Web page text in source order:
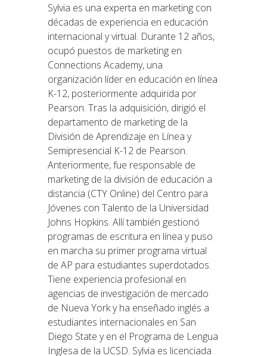
Sylvia es una experta en marketing con
décadas de experiencia en educación
internacional y virtual. Durante 12 años,
ocupó puestos de marketing en
Connections Academy, una
organización líder en educación en línea
K-12, posteriormente adquirida por
Pearson. Tras la adquisición, dirigió el
departamento de marketing de la
División de Aprendizaje en Línea y
Semipresencial K-12 de Pearson.
Anteriormente, fue responsable de
marketing de la división de educación a
distancia (CTY Online) del Centro para
Jóvenes con Talento de la Universidad
Johns Hopkins. Allí también gestionó
programas de escritura en línea y puso
en marcha su primer programa virtual
de AP para estudiantes superdotados.
Tiene experiencia profesional en
agencias de investigación de mercado
de Nueva York y ha enseñado inglés a
estudiantes internacionales en San
Diego State y en el Programa de Lengua
Inglesa de la UCSD. Sylvia es licenciada